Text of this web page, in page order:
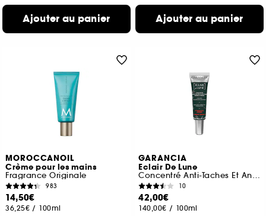
Ajouter au panier Ajouter au panier
MOROCCANOIL
Crème pour les mains
Fragrance Originale
983
14,50€
36,25€ / 100ml
GARANCIA
Eclair De Lune
Concentré Anti-Taches Et Anti-Âge Mains Et Visage
10
42,00€
140,00€ / 100ml